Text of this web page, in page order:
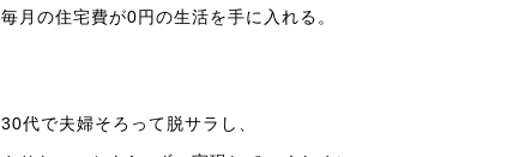
毎月の住宅費が0円の生活を手に入れる。
30代で夫婦そろって脱サラし、